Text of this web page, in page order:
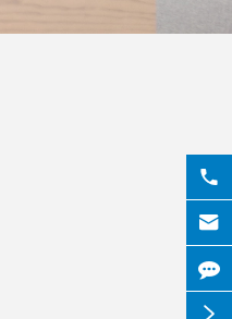


